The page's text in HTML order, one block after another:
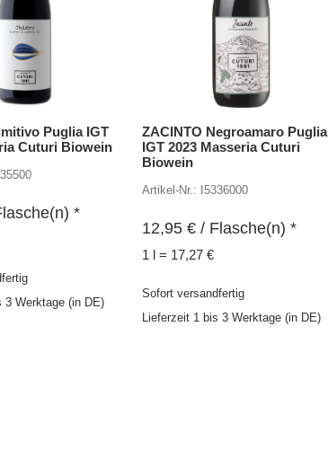
Puglia IGT
Cuturi Biowein
*
3 Werktage (in DE)
ZACINTO Negroamaro Puglia
IGT 2023 Masseria Cuturi
Biowein
Artikel-Nr.: I5336000
12,95 € / Flasche(n) *
1 l = 17,27 €
Sofort versandfertig
Lieferzeit 1 bis 3 Werktage (in DE)